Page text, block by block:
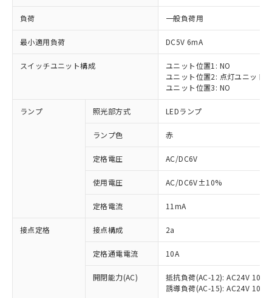
負荷 一般負荷用
最小適用負荷 DC5V 6mA
スイッチユニット構成
ユニット位置1: NO
ユニット位置2: 点灯ユニット
ユニット位置3: NO
ランプ 照光部方式 LEDランプ
ランプ色 赤
定格電圧 AC/DC6V
使用電圧 AC/DC6V±10%
定格電流 11mA
接点定格 接点構成 2a
定格通電電流 10A
開閉能力(AC)
抵抗負荷(AC-12): AC24V 10A/
誘導負荷(AC-15): AC24V
ご利用条件
以下の条件をお読みいただき、同意のうえ
ご利用ください。
本サービスは、当社制御機器事業取扱
商品の当社在庫状況および標準価格
(税抜)を提供させていただくもので
当社制御機器事業取扱商品の中には、
対応済み：EU RoHS指令（10物質）の
非含有に対応した製品が提供可能な商品で
対応予定：EU RoHS指令（10物質）の非含
有に対応した製品に切り替える予定のある
対応予定なし：EU RoHS指令（10物質）の
非含有に非対応の商品で、対応品を出す予
調査・確認中：EU RoHS指令（10物質）の
非含有の対応状況を調査中または確認中の
非該当品：ライセンス料など無形物で、有
害物質有無と関係のない商品です。
仕入先様の事情により、非含有部品として
「○」：最大均質材料含有率が中国RoHSの
基準値以下であることを示します。
「×」：最大均質材料含有率が中国RoHSの